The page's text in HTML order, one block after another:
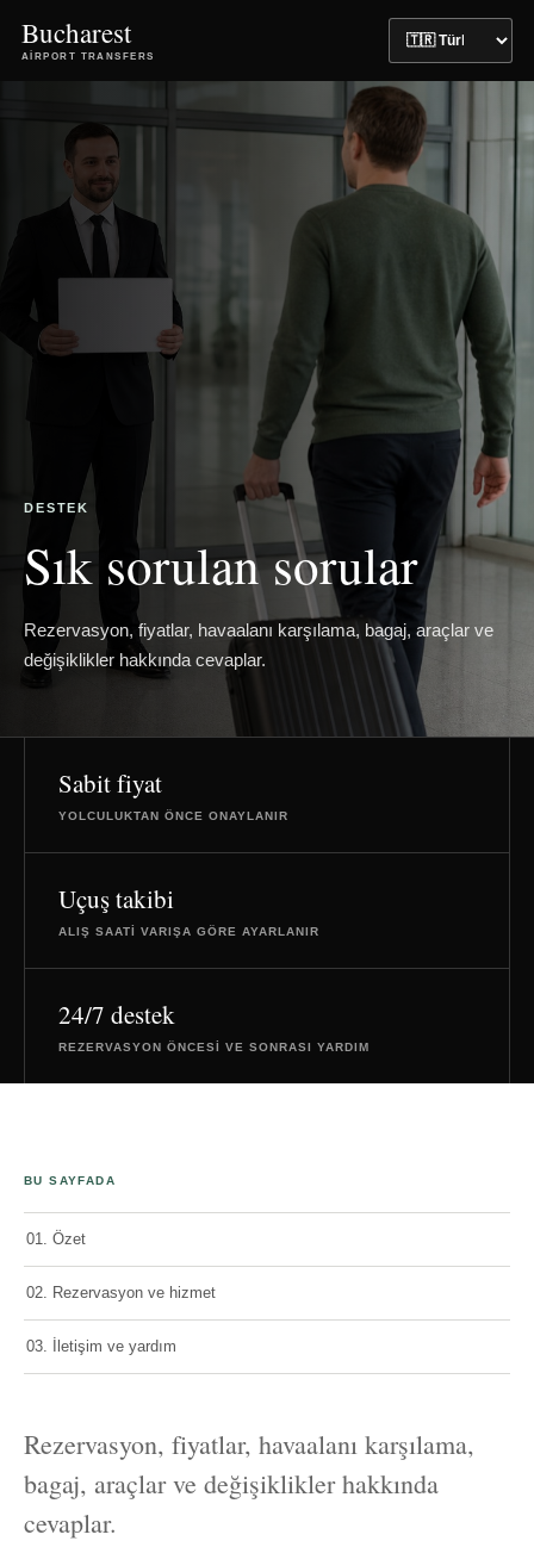
Bucharest
AIRPORT TRANSFERS
DESTEK
Sık sorulan sorular
Rezervasyon, fiyatlar, havaalanı karşılama, bagaj, araçlar ve
değişiklikler hakkında cevaplar.
Sabit fiyat
YOLCULUKTAN ÖNCE ONAYLANIR
Uçuş takibi
ALIŞ SAATI VARIŞA GÖRE AYARLANIR
24/7 destek
REZERVASYON ÖNCESI VE SONRASI YARDIM
BU SAYFADA
01. Özet
02. Rezervasyon ve hizmet
03. İletişim ve yardım
Rezervasyon, fiyatlar, havaalanı karşılama,
bagaj, araçlar ve değişiklikler hakkında
cevaplar.